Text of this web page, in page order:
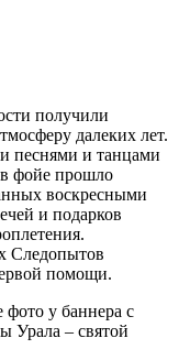
получили
далеких лет.
песнями и танцами
фойе прошло
воскресными
и подарков
Следопытов
помощи.
у баннера с
Урала – святой